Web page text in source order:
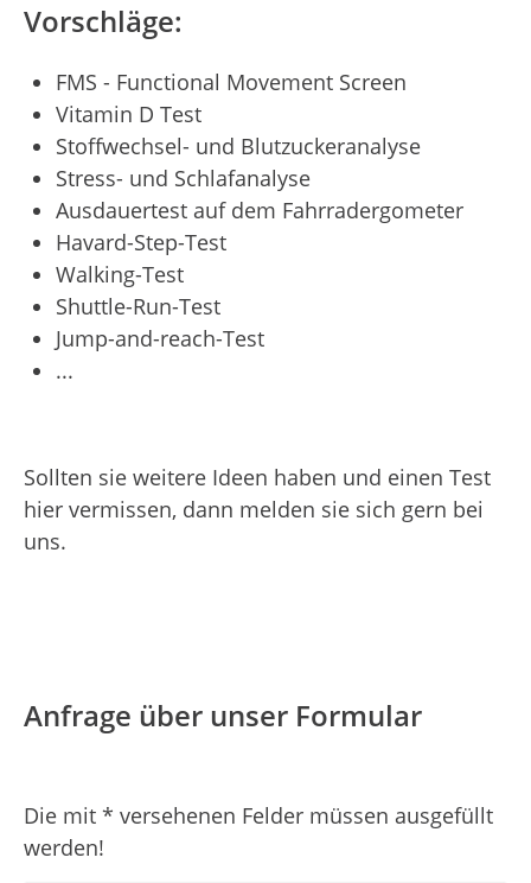
Vorschläge:
FMS - Functional Movement Screen
Vitamin D Test
Stoffwechsel- und Blutzuckeranalyse
Stress- und Schlafanalyse
Ausdauertest auf dem Fahrradergometer
Havard-Step-Test
Walking-Test
Shuttle-Run-Test
Jump-and-reach-Test
...
Sollten sie weitere Ideen haben und einen Test
hier vermissen, dann melden sie sich gern bei
uns.
Anfrage über unser Formular
Die mit * versehenen Felder müssen ausgefüllt
werden!